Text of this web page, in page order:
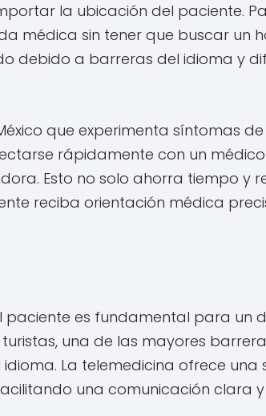
la ubicación del paciente.
médica sin tener que buscar un
debido a barreras del idioma y
que experimenta síntomas
rápidamente con un
Esto no solo ahorra tiempo y
reciba orientación médica
paciente es fundamental para un
una de las mayores
La telemedicina ofrece una
una comunicación clara